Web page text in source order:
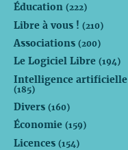
Éducation (222)
Libre à vous ! (210)
Associations (200)
Le Logiciel Libre (194)
Intelligence artificielle
(185)
Divers (160)
Économie (159)
Licences (154)